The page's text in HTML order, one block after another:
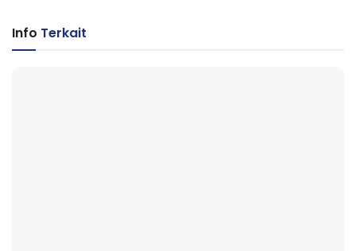
Info Terkait